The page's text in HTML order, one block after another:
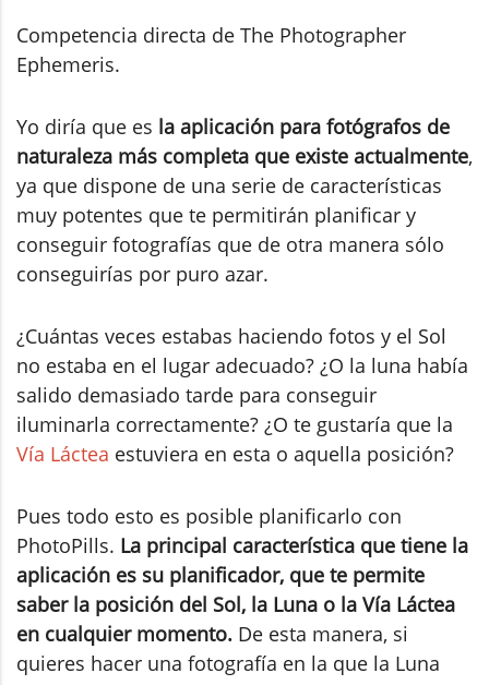
Competencia directa de The Photographer
Ephemeris.
Yo diría que es la aplicación para fotógrafos de
naturaleza más completa que existe actualmente,
ya que dispone de una serie de características
muy potentes que te permitirán planificar y
conseguir fotografías que de otra manera sólo
conseguirías por puro azar.
¿Cuántas veces estabas haciendo fotos y el Sol
no estaba en el lugar adecuado? ¿O la luna había
salido demasiado tarde para conseguir
iluminarla correctamente? ¿O te gustaría que la
Vía Láctea estuviera en esta o aquella posición?
Pues todo esto es posible planificarlo con
PhotoPills. La principal característica que tiene la
aplicación es su planificador, que te permite
saber la posición del Sol, la Luna o la Vía Láctea
en cualquier momento. De esta manera, si
quieres hacer una fotografía en la que la Luna